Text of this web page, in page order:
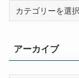
ー
アーカイブ